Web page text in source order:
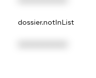
dossier.notInList